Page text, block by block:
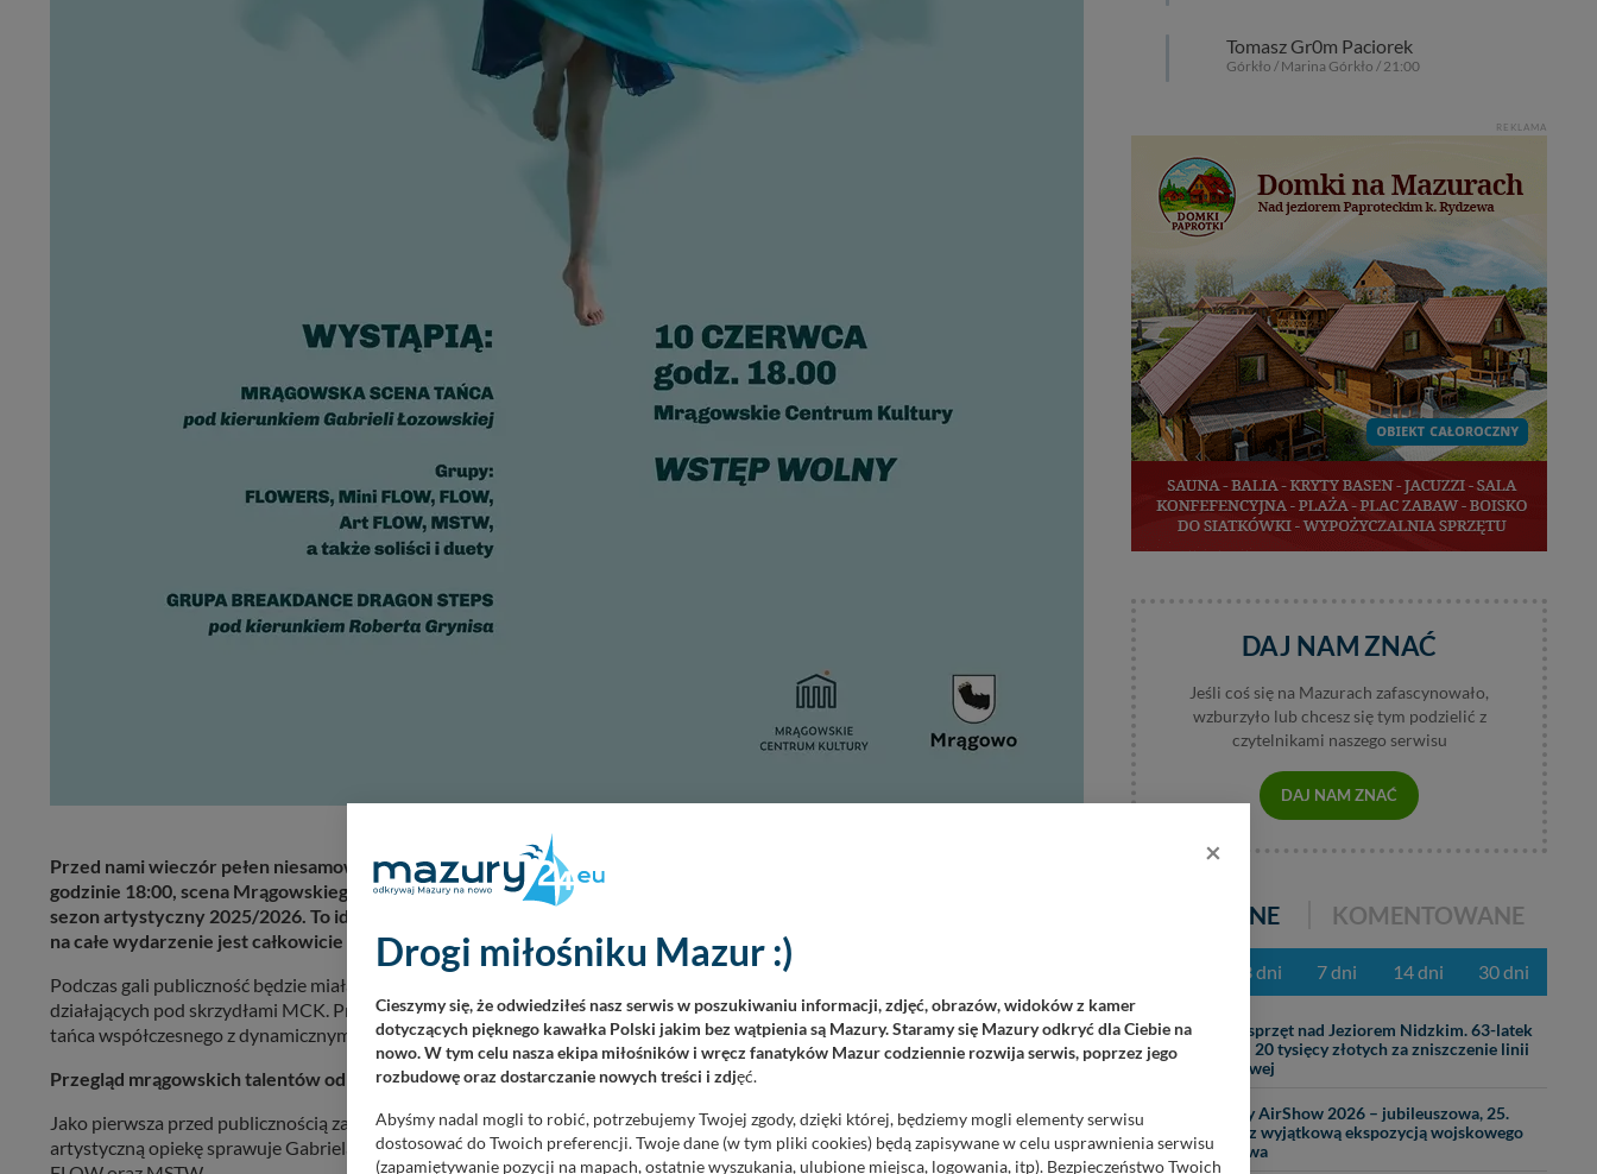
Przed nami wieczór pełen niesamowitej energii, pasji i widowiskowych układów. Już w najbliższą środę, 10 czerwca o
godzinie 18:00, scena Mrągowskiego Centrum Kultury stanie się areną wielkiego tanecznego finału, podsumowującego
sezon artystyczny 2025/2026. To idealna okazja, aby wspólnie z rodziną i znajomymi kibicować lokalnym talentom, a wstęp
na całe wydarzenie jest całkowicie wolny.
Podczas gali publiczność będzie miała okazję podziwiać efekty całorocznej, ciężkiej pracy grup tanecznych na co dzień
działających pod skrzydłami MCK. Program zapowiada się niezwykle różnorodnie i widowiskowo, łącząc w sobie subtelność
tańca współczesnego z dynamicznym, ulicznym uderzeniem.
Przegląd mrągowskich talentów od klasyki po nowoczesność
Jako pierwsza przed publicznością zaprezentuje się ciesząca się ogromną popularnością Mrągowska Scena Tańca, nad którą
artystyczną opiekę sprawuje Gabriela Łozowska. Na scenie zobaczymy aż pięć formacji: FLOWERS, Mini FLOW, FLOW, Art
Tomasz Gr0m Paciorek
Górkło / Marina Górkło / 21:00
REKLAMA
DAJ NAM ZNAĆ
Jeśli coś się na Mazurach zafascynowało,
wzburzyło lub chcesz się tym podzielić z
czytelnikami naszego serwisu
DAJ NAM ZNAĆ
POPULARNE KOMENTOWANE
z ostatnich 3 dni 7 dni 14 dni 30 dni
31.07
Ciężki sprzęt nad Jeziorem Nidzkim. 63-latek
zapłaci 20 tysięcy złotych za zniszczenie linii
brzegowej
29.07
Mazury AirShow 2026 – jubileuszowa, 25.
edycja z wyjątkową ekspozycją wojskowego
lotnictwa
×
Drogi miłośniku Mazur :)
Cieszymy się, że odwiedziłeś nasz serwis w poszukiwaniu informacji, zdjęć, obrazów, widoków z kamer
dotyczących pięknego kawałka Polski jakim bez wątpienia są Mazury. Staramy się Mazury odkryć dla Ciebie na
nowo. W tym celu nasza ekipa miłośników i wręcz fanatyków Mazur codziennie rozwija serwis, poprzez jego
rozbudowę oraz dostarczanie nowych treści i zdjęć.
Abyśmy nadal mogli to robić, potrzebujemy Twojej zgody, dzięki której, będziemy mogli elementy serwisu
dostosować do Twoich preferencji. Twoje dane (w tym pliki cookies) będą zapisywane w celu usprawnienia serwisu
(zapamiętywanie pozycji na mapach, ostatnie wyszukania, ulubione miejsca, logowania, itp). Bezpieczeństwo Twoich